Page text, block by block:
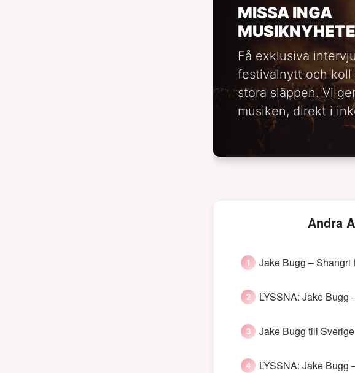
MISSA INGA
Få exklusiva
festivalnytt och koll
stora släppen. Vi
musiken, direkt i
Andra
Jake Bugg – Shangri
LYSSNA: Jake Bugg
Jake Bugg till Sverige
LYSSNA: Jake Bugg